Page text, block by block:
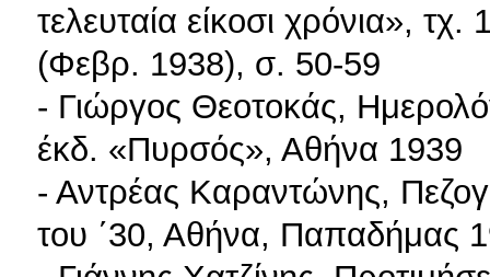
τελευταία είκοσι χρόνια»,
(Φεβρ. 1938), σ. 50-59
- Γιώργος Θεοτοκάς,
έκδ. «Πυρσός», Αθήνα 1939
- Αντρέας Καραντώνης,
του ΄30, Αθήνα, Παπαδήμας